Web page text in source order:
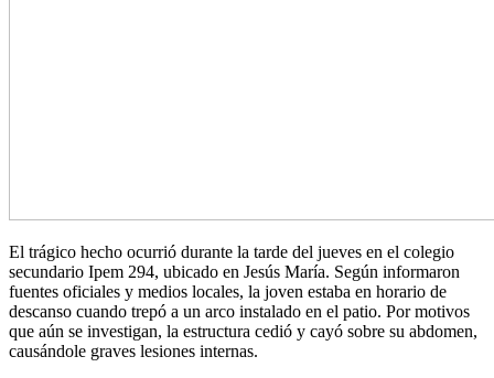
El trágico hecho ocurrió durante la tarde del jueves en el colegio
secundario Ipem 294, ubicado en Jesús María. Según informaron
fuentes oficiales y medios locales, la joven estaba en horario de
descanso cuando trepó a un arco instalado en el patio. Por motivos
que aún se investigan, la estructura cedió y cayó sobre su abdomen,
causándole graves lesiones internas.